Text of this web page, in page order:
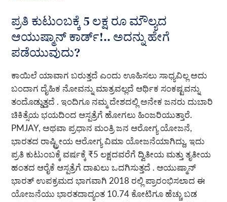
ಪ್ರತಿ ಕುಟುಂಬಕ್ಕೆ 5 ಲಕ್ಷ ರೂ ಮೌಲ್ಯದ
ಆಯುಷ್ಮಾನ್ ಕಾರ್ಡ್!.. ಅದನ್ನು ಹೇಗೆ
ಪಡೆಯುವುದು?
ಕಾಯಿಲೆ ಯಾವಾಗ ಬರುತ್ತದೆ ಎಂದು ಊಹಿಸಲು ಸಾಧ್ಯವಿಲ್ಲ ಅದು
ಬಂದಾಗ ದೈಹಿಕ ನೋವನ್ನು ಮಾತ್ರವಲ್ಲದೆ ಆರ್ಥಿಕ ಸಂಕಷ್ಟವನ್ನು
ತಂದೊಡ್ಡುತ್ತದೆ . ಇಂದಿಗೂ ನಮ್ಮ ದೇಶದಲ್ಲಿ ಅನೇಕ ಜನರು ದುಬಾರಿ
ಚಿಕಿತ್ಸೆಯ ಭಯದಿಂದ ಆಸ್ಪತ್ರೆಗೆ ಹೋಗಲು ಹಿಂಜರಿಯುತ್ತಾರೆ.
PMJAY, ಅಥವಾ ಪ್ರಧಾನ ಮಂತ್ರಿ ಜನ ಆರೋಗ್ಯ ಯೋಜನೆ,
ಭಾರತದ ರಾಷ್ಟ್ರೀಯ ಆರೋಗ್ಯ ವಿಮಾ ಯೋಜನೆಯಾಗಿದ್ದು, ಇದು
ಪ್ರತಿ ಕುಟುಂಬಕ್ಕೆ ವರ್ಷಕ್ಕೆ ₹5 ಲಕ್ಷದವರೆಗೆ ದ್ವಿತೀಯ ಮತ್ತು ತೃತೀಯ
ಹಂತದ ಆರೈಕೆ ಆಸ್ಪತ್ರೆಗೆ ದಾಖಲು ಒದಗಿಸುತ್ತದೆ . ಆಯುಷ್ಮಾನ್
ಭಾರತ್ ಉಪಕ್ರಮದ ಭಾಗವಾಗಿ 2018 ರಲ್ಲಿ ಪ್ರಾರಂಭಿಸಲಾದ ಈ
ಯೋಜನೆಯು ಭಾರತದಾದ್ಯಂತ 10.74 ಕೋಟಿಗೂ ಹೆಚ್ಚು ಬಡ